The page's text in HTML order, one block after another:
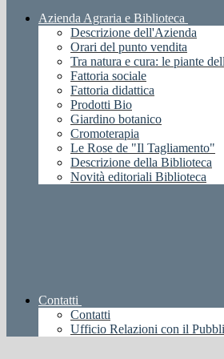
Azienda Agraria e Biblioteca
Descrizione dell'Azienda
Orari del punto vendita
Tra natura e cura: le piante
Fattoria sociale
Fattoria didattica
Prodotti Bio
Giardino botanico
Cromoterapia
Le Rose de "Il Tagliamento"
Descrizione della Biblioteca
Novità editoriali Biblioteca
Contatti
Contatti
Ufficio Relazioni con il